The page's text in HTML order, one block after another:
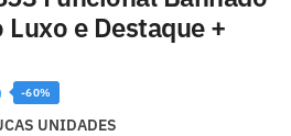
e Destaque +
-60%
UNIDADES